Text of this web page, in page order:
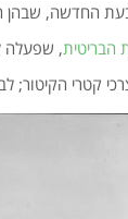
החדשה, שבהן
הבריטית